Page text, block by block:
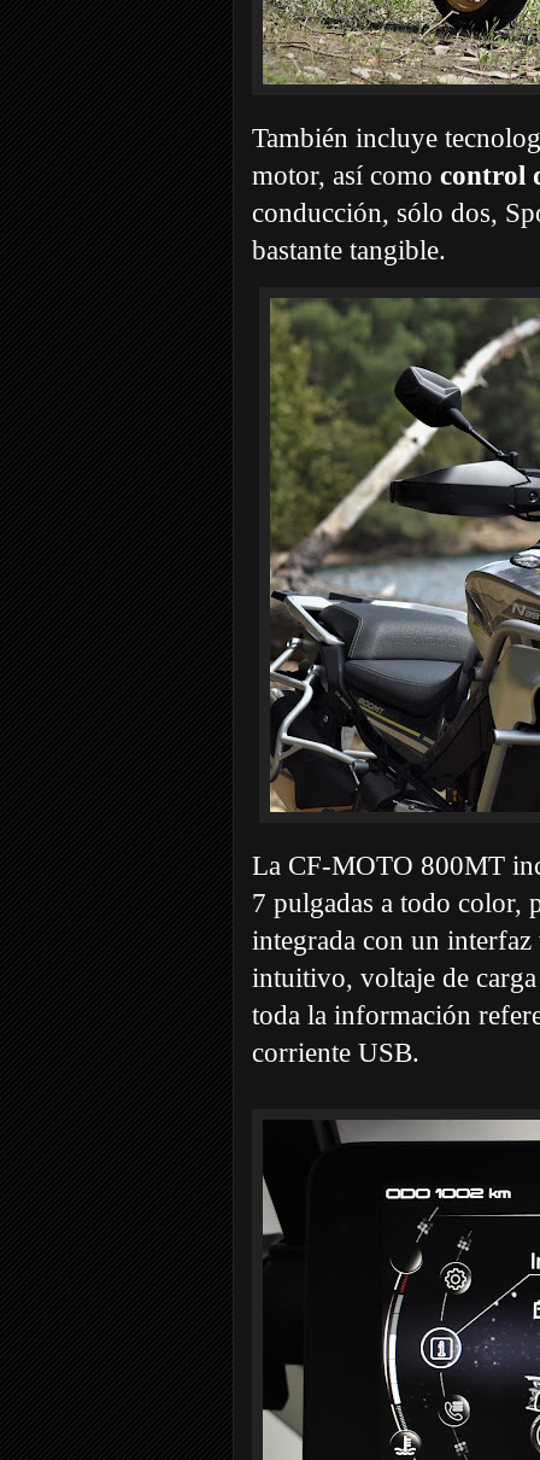
También incluye
motor, así como control
conducción, sólo dos,
bastante tangible.
La CF-MOTO 800MT
7 pulgadas a todo color,
integrada con un
intuitivo, voltaje de
toda la información
corriente USB.